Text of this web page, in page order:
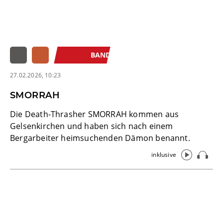
BAND
27.02.2026, 10:23
SMORRAH
Die Death-Thrasher SMORRAH kommen aus
Gelsenkirchen und haben sich nach einem
Bergarbeiter heimsuchenden Dämon benannt.
inklusive